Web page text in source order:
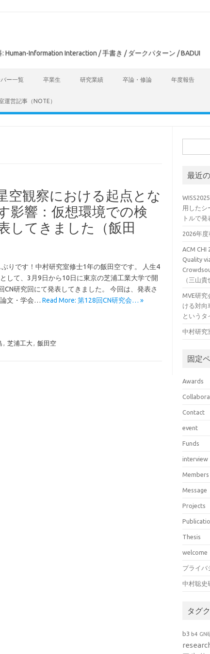
Human-Information Interaction / 手書き / ダークパターン / BADUI
バー一覧 卒業生 研究業績 卒論・修論 年度報告
運営記事（NOTE）
空観察における起点とな
影響：仮想環境での検
してきました（飯田
りです！中村研究室修士1年の飯田空です。 人生4
して、3月9日から10日に東京の芝浦工業大学で開
CN研究回にて発表してきました。 今回は、発表さ
文・学会… Read More: 第128回CN研究会… »
, 芝浦工大, 飯田空
索:
最近
用したシ
トルで発
2026年
ACM CHI
Quality
（三山貴
MVE研
ける対向
というタ
中村研究
固定
Awards
Contact
event
Funds
interview
Members
Message
Projects
Thesis
welcome
プライバ
中村聡史
タグ
b3 b4 GN